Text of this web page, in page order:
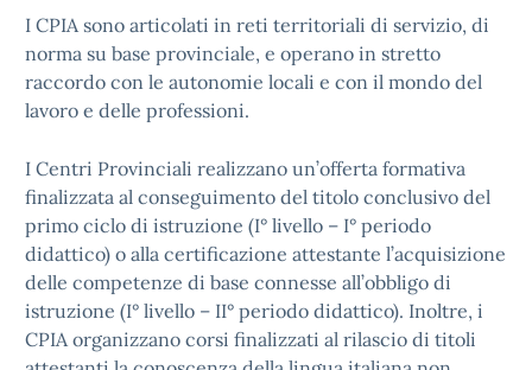
I CPIA sono articolati in reti territoriali di servizio, di
norma su base provinciale, e operano in stretto
raccordo con le autonomie locali e con il mondo del
lavoro e delle professioni.
I Centri Provinciali realizzano un’offerta formativa
finalizzata al conseguimento del titolo conclusivo del
primo ciclo di istruzione (I° livello – I° periodo
didattico) o alla certificazione attestante l’acquisizione
delle competenze di base connesse all’obbligo di
istruzione (I° livello – II° periodo didattico). Inoltre, i
CPIA organizzano corsi finalizzati al rilascio di titoli